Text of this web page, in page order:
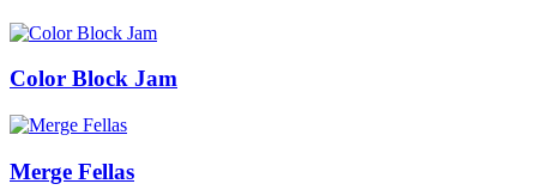
Color Block Jam
Merge Fellas